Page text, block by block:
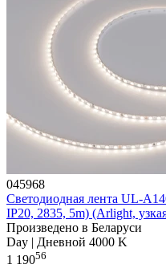
045968
Светодиодная лента UL-
IP20, 2835, 5m) (Arlight,
Произведено в Беларуси
Day | Дневной 4000 K
1 19056